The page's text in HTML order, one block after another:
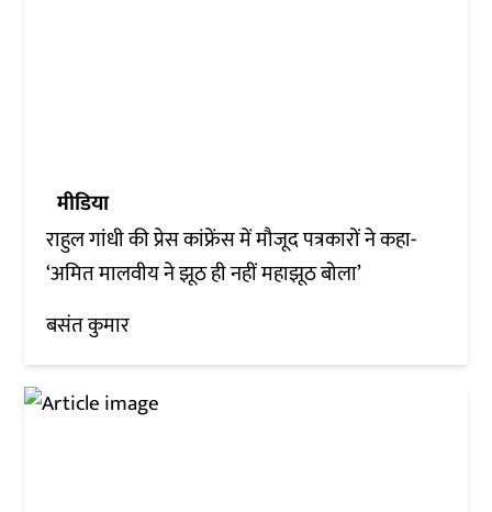
मीडिया
राहुल गांधी की प्रेस कांफ्रेंस में मौजूद पत्रकारों ने कहा-
‘अमित मालवीय ने झूठ ही नहीं महाझूठ बोला’
बसंत कुमार